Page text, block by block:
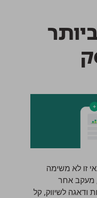
זו לא משימה
מעקב אחר
ודאגה לשיווק, קל